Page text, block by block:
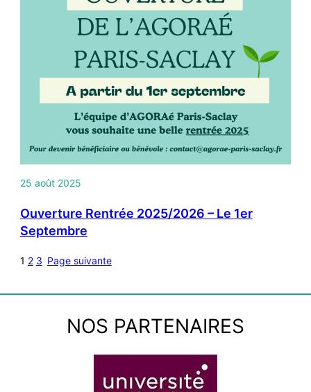
25 août 2025
Ouverture Rentrée 2025/2026 – Le 1er
Septembre
1 2 3 Page suivante
NOS PARTENAIRES